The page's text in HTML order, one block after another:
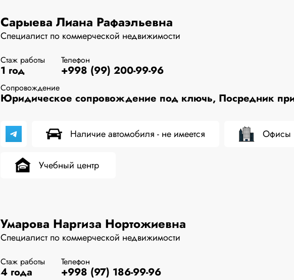
Сарыева Лиана Рафаэльевна
Специалист по коммерческой недвижимости
Стаж работы
1 год
Телефон
+998 (99) 200-99-96
Сопровождение
Юридическое сопровождение под ключь, Посредник при
Наличие автомобиля - не имеется Офисы
Учебный центр
Умарова Наргиза Нортожиевна
Специалист по коммерческой недвижимости
Стаж работы
4 года
Телефон
+998 (97) 186-99-96